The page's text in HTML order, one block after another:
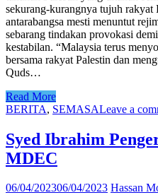
sekurang-kurangnya tujuh rakyat
antarabangsa mesti menuntut
sebarang tindakan provokasi
kestabilan. “Malaysia terus
bersama rakyat Palestin dan
Quds…
Read More
BERITA, SEMASALeave a
Syed Ibrahim
MDEC
06/04/202306/04/2023 Hassan